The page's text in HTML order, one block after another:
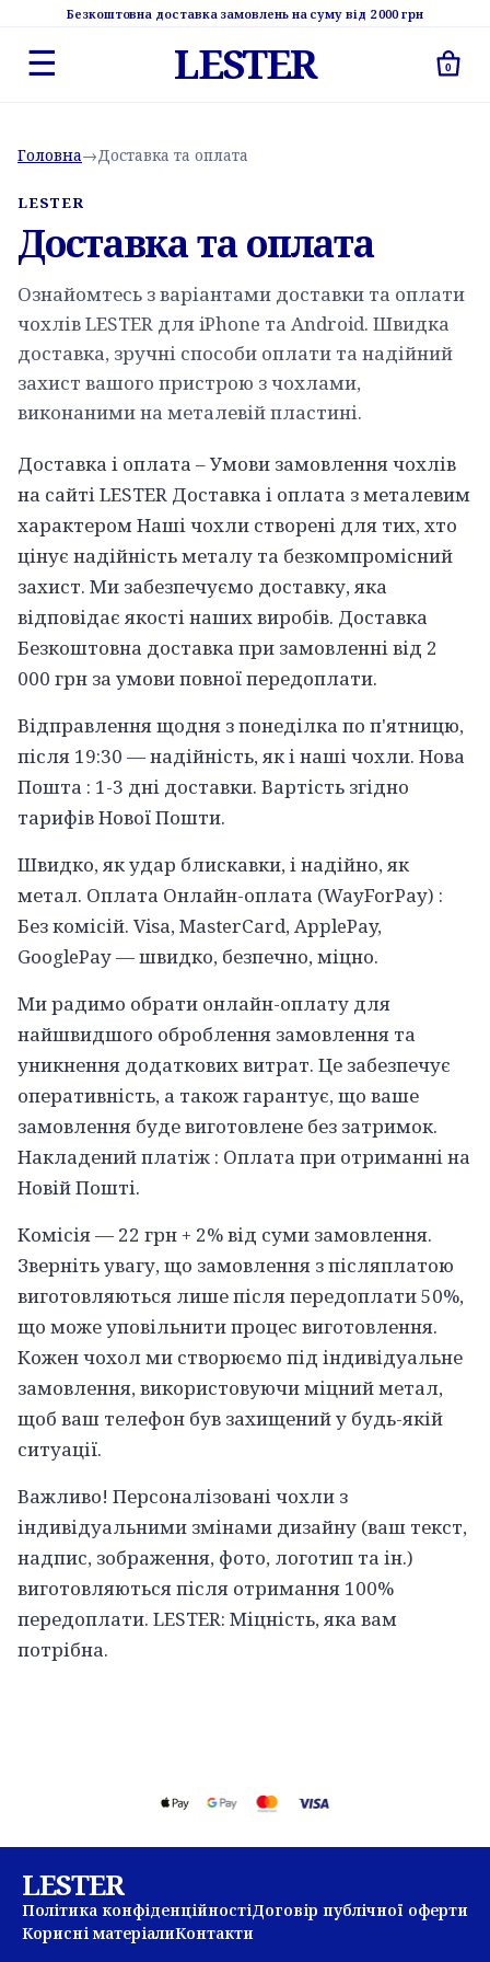
Безкоштовна доставка замовлень на суму від 2 000 грн
☰ LESTER 0
Головна→Доставка та оплата
LESTER
Доставка та оплата
Ознайомтесь з варіантами доставки та оплати
чохлів LESTER для iPhone та Android. Швидка
доставка, зручні способи оплати та надійний
захист вашого пристрою з чохлами,
виконаними на металевій пластині.
Доставка і оплата – Умови замовлення чохлів
на сайті LESTER Доставка і оплата з металевим
характером Наші чохли створені для тих, хто
цінує надійність металу та безкомпромісний
захист. Ми забезпечуємо доставку, яка
відповідає якості наших виробів. Доставка
Безкоштовна доставка при замовленні від 2
000 грн за умови повної передоплати.
Відправлення щодня з понеділка по п'ятницю,
після 19:30 — надійність, як і наші чохли. Нова
Пошта : 1-3 дні доставки. Вартість згідно
тарифів Нової Пошти.
Швидко, як удар блискавки, і надійно, як
метал. Оплата Онлайн-оплата (WayForPay) :
Без комісій. Visa, MasterCard, ApplePay,
GooglePay — швидко, безпечно, міцно.
Ми радимо обрати онлайн-оплату для
найшвидшого оброблення замовлення та
уникнення додаткових витрат. Це забезпечує
оперативність, а також гарантує, що ваше
замовлення буде виготовлене без затримок.
Накладений платіж : Оплата при отриманні на
Новій Пошті.
Комісія — 22 грн + 2% від суми замовлення.
Зверніть увагу, що замовлення з післяплатою
виготовляються лише після передоплати 50%,
що може уповільнити процес виготовлення.
Кожен чохол ми створюємо під індивідуальне
замовлення, використовуючи міцний метал,
щоб ваш телефон був захищений у будь-якій
ситуації.
Важливо! Персоналізовані чохли з
індивідуальними змінами дизайну (ваш текст,
надпис, зображення, фото, логотип та ін.)
виготовляються після отримання 100%
передоплати. LESTER: Міцність, яка вам
потрібна.
LESTER
Політика конфіденційностіДоговір публічної оферти
Корисні матеріалиКонтакти